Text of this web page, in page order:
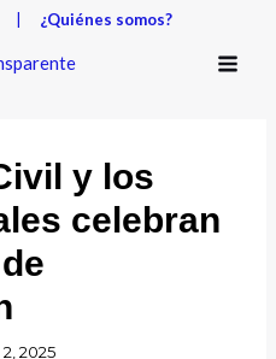
¿Quiénes somos?
y los
celebran
2025